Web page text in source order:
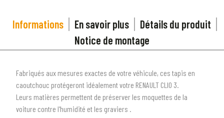
Informations En savoir plus
Détails du produit
Notice de montage
Fabriqués aux mesures exactes de votre véhicule, ces tapis en
caoutchouc protégeront idéalement votre RENAULT CLIO 3.
Leurs matières permettent de préserver les moquettes de la
voiture contre l'humidité et les graviers .